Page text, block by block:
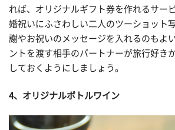
れば、オリジナルギフト券を作れるサー
婚祝いにふさわしい二人のツーショット
謝やお祝いのメッセージを入れるのもよ
ントを渡す相手のパートナーが旅行好き
しておくようにしましょう。
4、オリジナルボトルワイン